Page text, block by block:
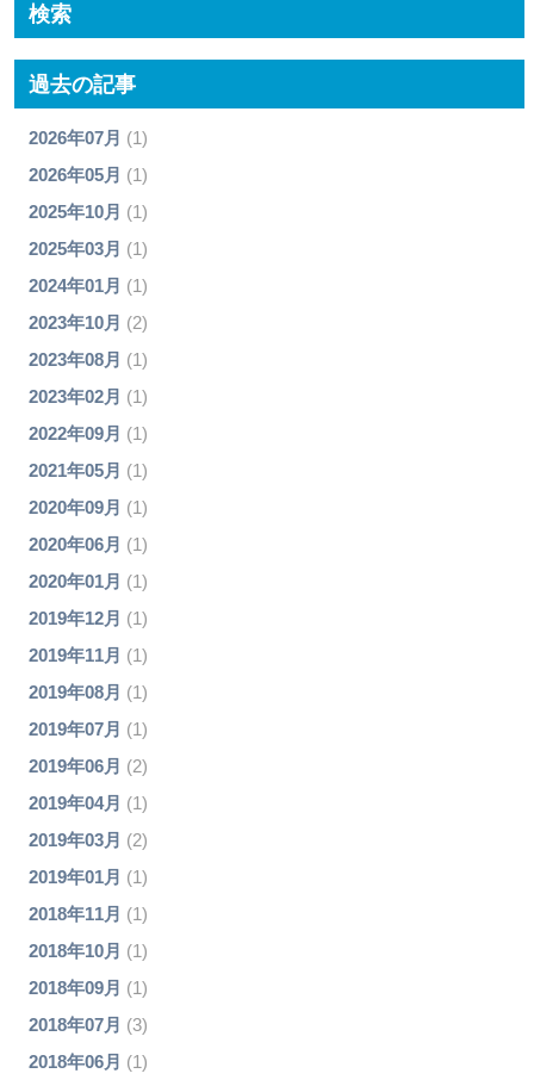
検索
過去の記事
2026年07月 (1)
2026年05月 (1)
2025年10月 (1)
2025年03月 (1)
2024年01月 (1)
2023年10月 (2)
2023年08月 (1)
2023年02月 (1)
2022年09月 (1)
2021年05月 (1)
2020年09月 (1)
2020年06月 (1)
2020年01月 (1)
2019年12月 (1)
2019年11月 (1)
2019年08月 (1)
2019年07月 (1)
2019年06月 (2)
2019年04月 (1)
2019年03月 (2)
2019年01月 (1)
2018年11月 (1)
2018年10月 (1)
2018年09月 (1)
2018年07月 (3)
2018年06月 (1)